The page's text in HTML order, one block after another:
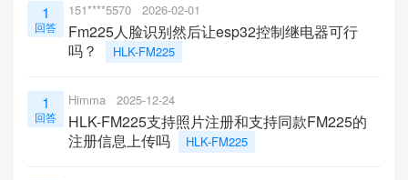
1
回答
151****5570 2026-02-01
Fm225人脸识别然后让esp32控制继电器可行
吗？
HLK-FM225
1
回答
Himma 2025-12-24
HLK-FM225支持照片注册和支持同款FM225的
注册信息上传吗
HLK-FM225